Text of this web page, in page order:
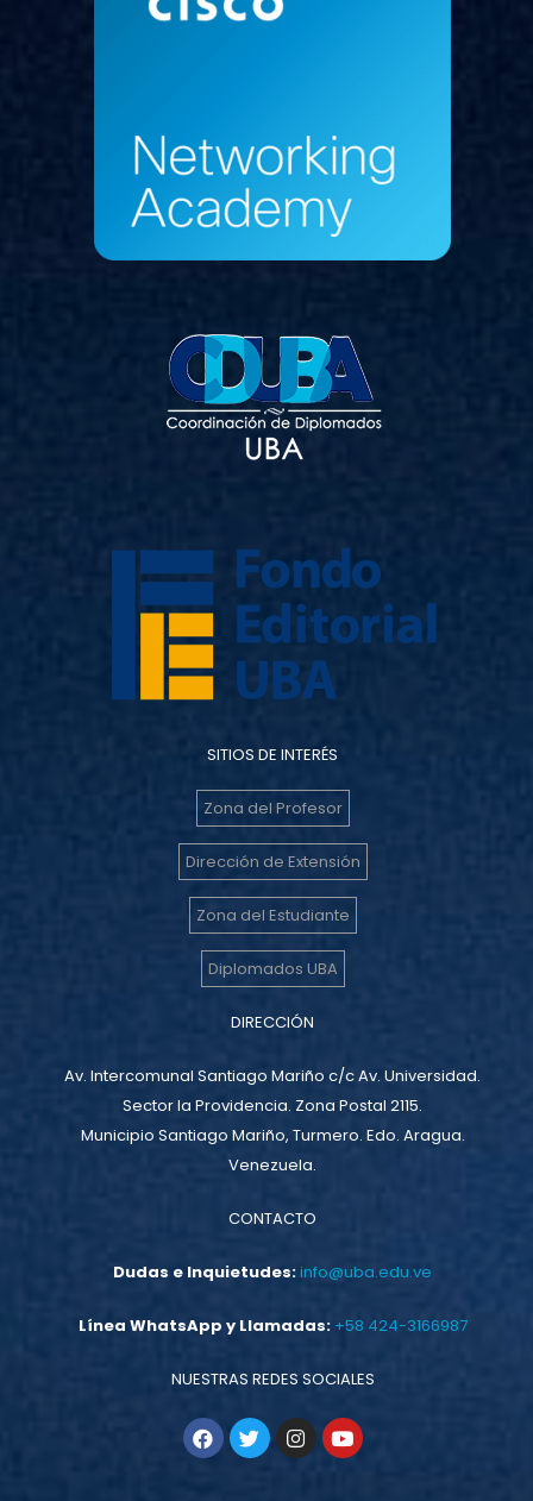
SITIOS DE INTERÉS
Zona del Profesor
Dirección de Extensión
Zona del Estudiante
Diplomados UBA
DIRECCIÓN
Av. Intercomunal Santiago Mariño c/c Av. Universidad.
Sector la Providencia. Zona Postal 2115.
Municipio Santiago Mariño, Turmero. Edo. Aragua.
Venezuela.
CONTACTO
Dudas e Inquietudes:info@uba.edu.ve
Línea WhatsApp y Llamadas:+58 424-3166987
NUESTRAS REDES SOCIALES